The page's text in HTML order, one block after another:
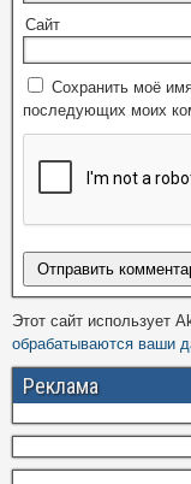
Сайт
Сохранить моё
последующих моих
Этот сайт использует
обрабатываются ваши
Реклама